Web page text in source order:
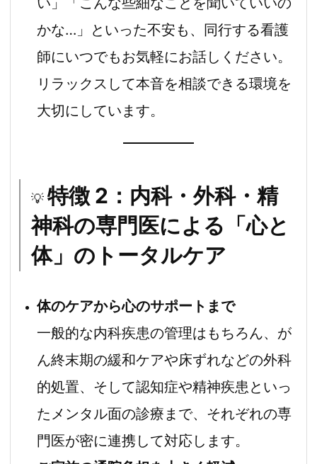
かな…」といった不安も、同行する看護
師にいつでもお気軽にお話しください。
リラックスして本音を相談できる環境を
大切にしています。
💡特徴 2：内科・外科・精
神科の専門医による「心と
体」のトータルケア
体のケアから心のサポートまで
一般的な内科疾患の管理はもちろん、が
ん終末期の緩和ケアや床ずれなどの外科
的処置、そして認知症や精神疾患といっ
たメンタル面の診療まで、それぞれの専
門医が密に連携して対応します。